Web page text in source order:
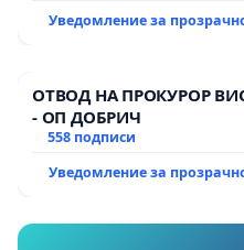
Уведомление за
ОТВОД НА ПРОКУРОР
- ОП ДОБРИЧ
558 подписи
Уведомление за